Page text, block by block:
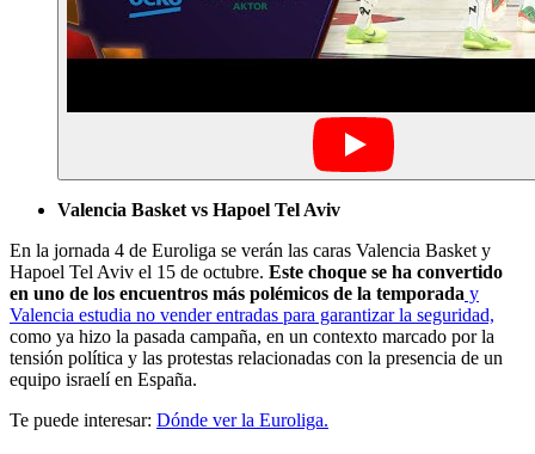
Valencia Basket vs Hapoel Tel Aviv
En la jornada 4 de Euroliga se verán las caras Valencia Basket y
Hapoel Tel Aviv el 15 de octubre. Este choque se ha convertido
en uno de los encuentros más polémicos de la temporada y
Valencia estudia no vender entradas para garantizar la seguridad,
como ya hizo la pasada campaña, en un contexto marcado por la
tensión política y las protestas relacionadas con la presencia de un
equipo israelí en España.
Te puede interesar: Dónde ver la Euroliga.